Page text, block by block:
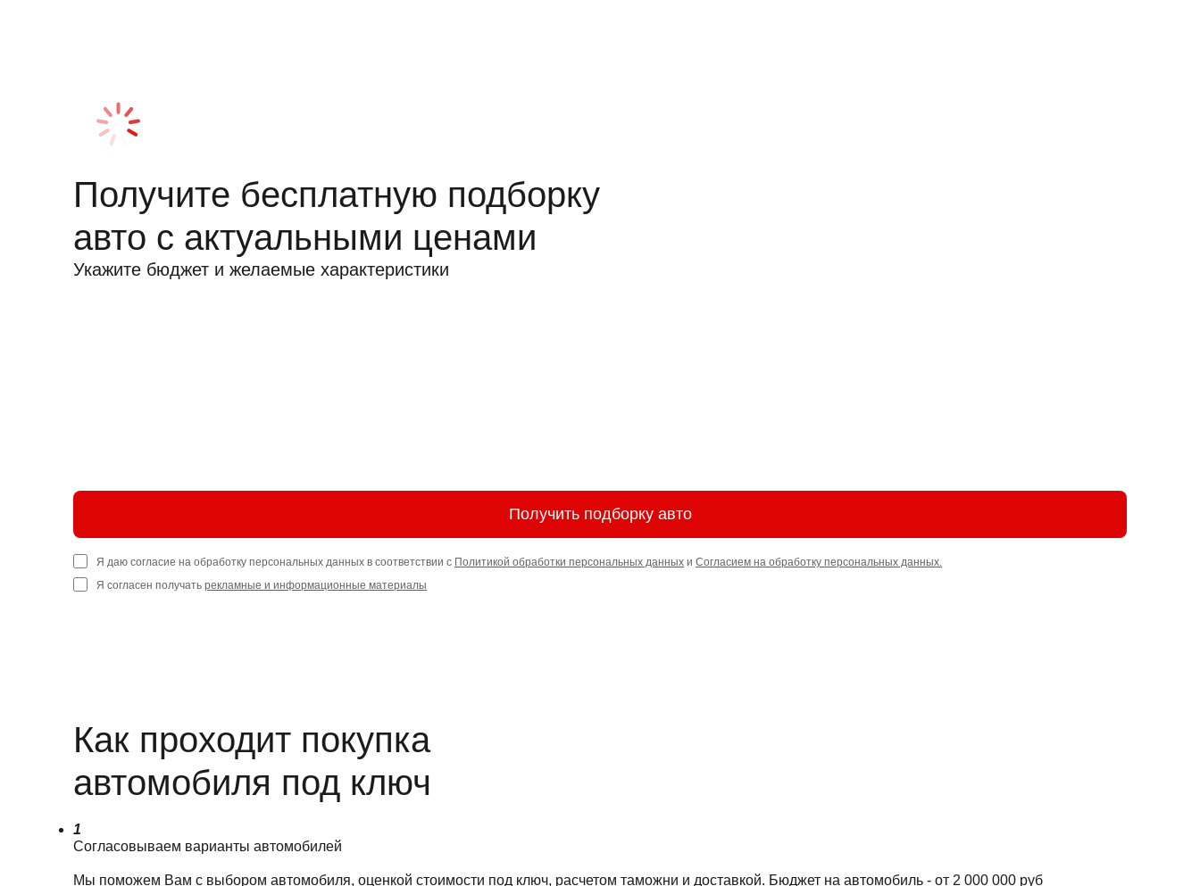
Получите бесплатную подборку
авто с актуальными ценами
Укажите бюджет и желаемые характеристики
Получить подборку авто
Я даю согласие на обработку персональных данных в соответствии с Политикой обработки персональных данных и Согласием на обработку персональных данных.
Я согласен получать рекламные и информационные материалы
Как проходит покупка
автомобиля под ключ
1
Согласовываем варианты автомобилей
Мы поможем Вам с выбором автомобиля, оценкой стоимости под ключ, расчетом таможни и доставкой. Бюджет на автомобиль - от 2 000 000 руб